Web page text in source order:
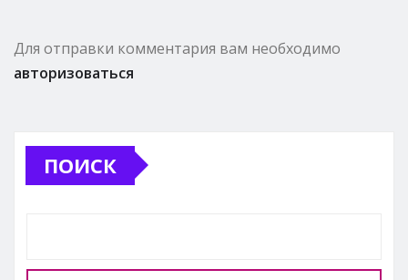
Для отправки комментария вам необходимо
авторизоваться
ПОИСК